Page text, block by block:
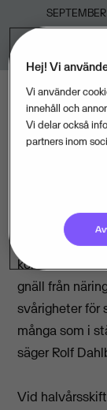
Två
- De positiva
kommer
gnäll från
svårigheter för
många som i
säger Rolf
Vid
Hej! Vi
Vi använder
innehåll och
Vi delar också
partners inom